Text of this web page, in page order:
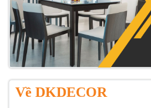
Về DKDECOR